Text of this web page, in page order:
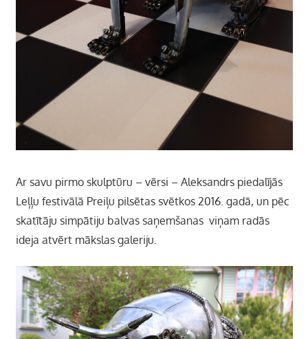
Ar savu pirmo skulptūru – vērsi – Aleksandrs piedalījās
Leļļu festivālā Preiļu pilsētas svētkos 2016. gadā, un pēc
skatītāju simpātiju balvas saņemšanas viņam radās
ideja atvērt mākslas galeriju.